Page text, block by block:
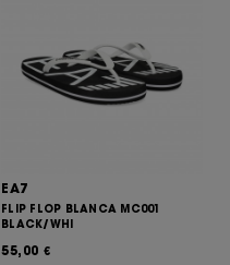
EA7
FLIP FLOP BLANCA MC001
BLACK/WHI
55,00 €